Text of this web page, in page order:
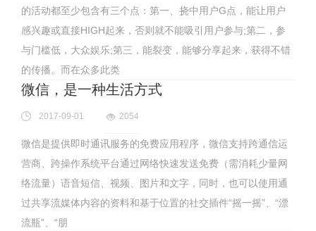
的活动都至少包含有三个点：第一、挠中用户G点，能让用户
感兴趣或直接HIGH起来，否则就不能吸引用户参与;第二，参
与门槛低，大众娱乐;第三，能裂变，能够分享起来，获得不错
的传播。而在众多此类
微信，是一种生活方式
2017-09-01 2054
微信是提供即时通讯服务的免费应用程序，微信支持跨通信运
营商、跨操作系统平台通过网络快速发送免费（需消耗少量网
络流量）语音短信、视频、图片和文字，同时，也可以使用通
过共享流媒体内容的资料和基于位置的社交插件“摇一摇”、“漂
流瓶”、“朋